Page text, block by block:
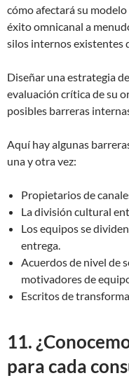
cómo afectará su
éxito omnicanal a
silos internos existentes
Diseñar una estrategia
evaluación crítica de su
posibles barreras
Aquí hay algunas
una y otra vez:
Propietarios de
La división cultural
Los equipos se
entrega.
Acuerdos de nivel de
motivadores de
Escritos de
11.
para cada